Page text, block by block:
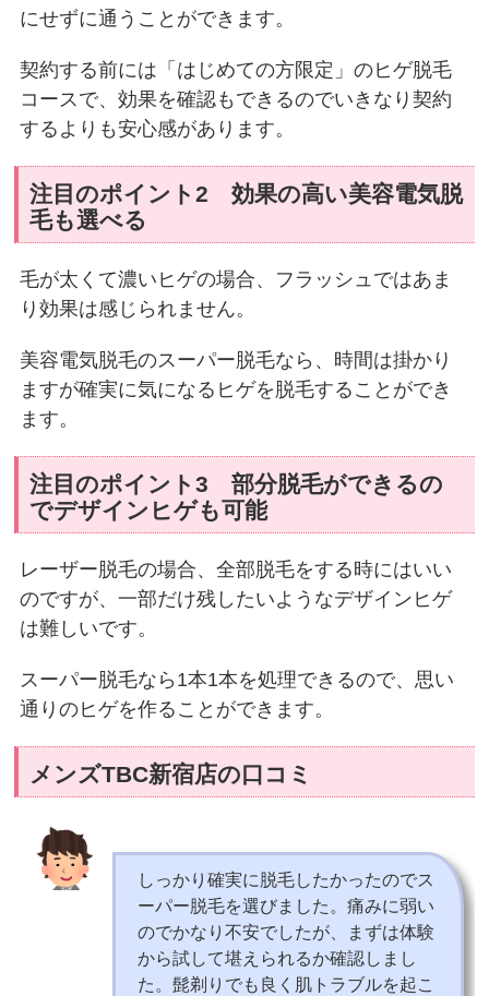
にせずに通うことができます。
契約する前には「はじめての方限定」のヒゲ脱毛
コースで、効果を確認もできるのでいきなり契約
するよりも安心感があります。
注目のポイント2 効果の高い美容電気脱
毛も選べる
毛が太くて濃いヒゲの場合、フラッシュではあま
り効果は感じられません。
美容電気脱毛のスーパー脱毛なら、時間は掛かり
ますが確実に気になるヒゲを脱毛することができ
ます。
注目のポイント3 部分脱毛ができるの
でデザインヒゲも可能
レーザー脱毛の場合、全部脱毛をする時にはいい
のですが、一部だけ残したいようなデザインヒゲ
は難しいです。
スーパー脱毛なら1本1本を処理できるので、思い
通りのヒゲを作ることができます。
メンズTBC新宿店の口コミ
しっかり確実に脱毛したかったのでス
ーパー脱毛を選びました。痛みに弱い
のでかなり不安でしたが、まずは体験
から試して堪えられるか確認しまし
た。髭剃りでも良く肌トラブルを起こ